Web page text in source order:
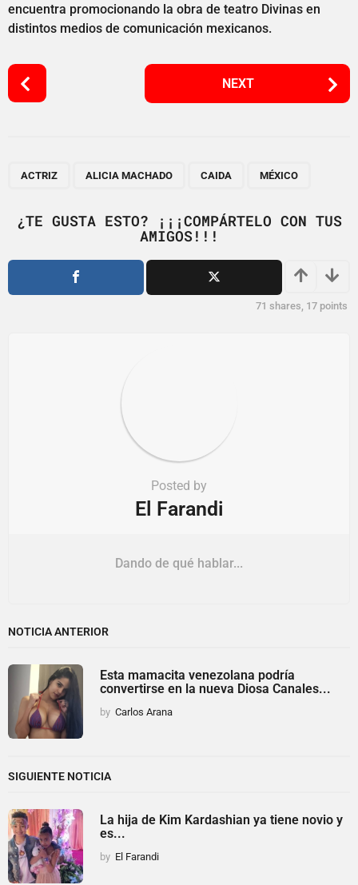
encuentra promocionando la obra de teatro Divinas en
distintos medios de comunicación mexicanos.
P
o
a
i
NEXT
ACTRIZ ALICIA MACHADO CAIDA MÉXICO
¿TE GUSTA ESTO? ¡¡¡COMPÁRTELO CON TUS
AMIGOS!!!
71 shares, 17 points
Posted by
El Farandi
Dando de qué hablar...
NOTICIA ANTERIOR
Esta mamacita venezolana podría
convertirse en la nueva Diosa Canales...
by Carlos Arana
SIGUIENTE NOTICIA
La hija de Kim Kardashian ya tiene novio y
es...
by El Farandi